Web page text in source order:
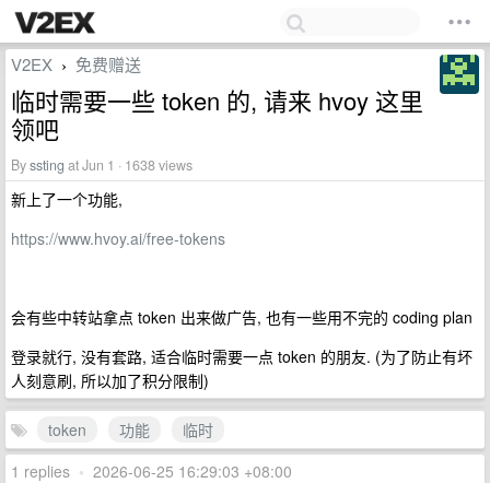
V2EX › 免费赠送
临时需要一些 token 的, 请来 hvoy 这里
领吧
Byssting at Jun 1 · 1638 views
新上了一个功能,
https://www.hvoy.ai/free-tokens
会有些中转站拿点 token 出来做广告, 也有一些用不完的 coding plan
登录就行, 没有套路, 适合临时需要一点 token 的朋友. (为了防止有坏
人刻意刷, 所以加了积分限制)
token 功能
临时
1 replies • 2026-06-25 16:29:03 +08:00